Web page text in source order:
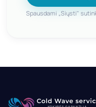
Spausdami „Siųsti"